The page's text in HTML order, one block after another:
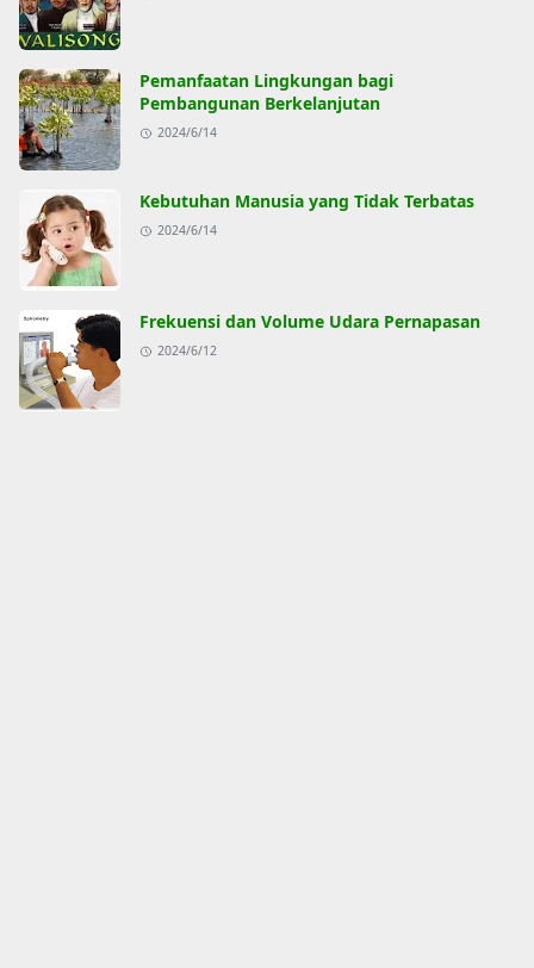
Pemanfaatan Lingkungan bagi
Pembangunan Berkelanjutan
2024/6/14
Kebutuhan Manusia yang Tidak Terbatas
2024/6/14
Frekuensi dan Volume Udara Pernapasan
2024/6/12